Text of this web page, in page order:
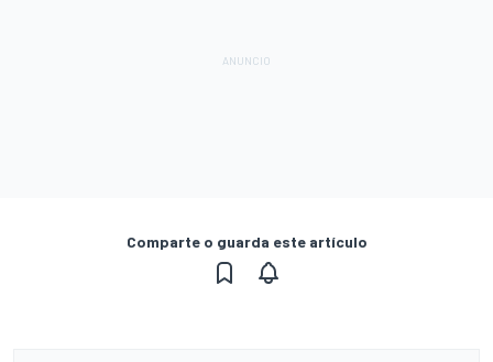
Comparte o guarda este artículo